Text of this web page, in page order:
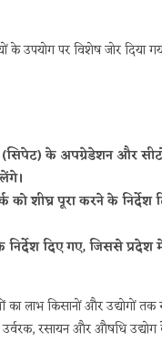
पर विशेष जोर दिया
(सिपेट) के अपग्रेडेशन और
को शीघ्र पूरा करने के
दिए गए, जिससे
लाभ किसानों और उद्योगों
उर्वरक, रसायन और औषधि